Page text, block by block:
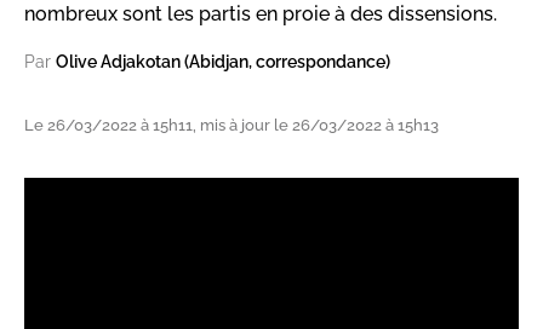
nombreux sont les partis en proie à des dissensions.
Par Olive Adjakotan (Abidjan, correspondance)
Le 26/03/2022 à 15h11, mis à jour le 26/03/2022 à 15h13